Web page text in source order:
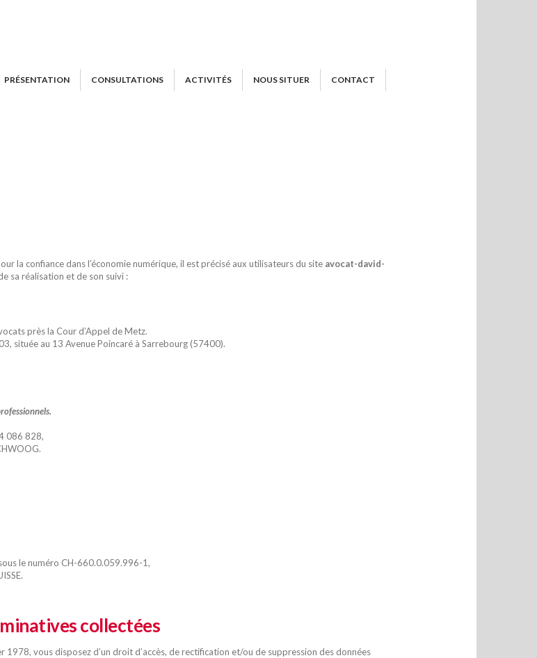
PRÉSENTATION CONSULTATIONS ACTIVITÉS NOUS SITUER CONTACT
la confiance dans l’économie numérique, il est précisé aux utilisateurs du site avocat-david-
sa réalisation et de son suivi :
près la Cour d’Appel de Metz.
située au 13 Avenue Poincaré à Sarrebourg (57400).
086 828,
le numéro CH-660.0.059.996-1,
collectées
vous disposez d’un droit d’accès, de rectification et/ou de suppression des données